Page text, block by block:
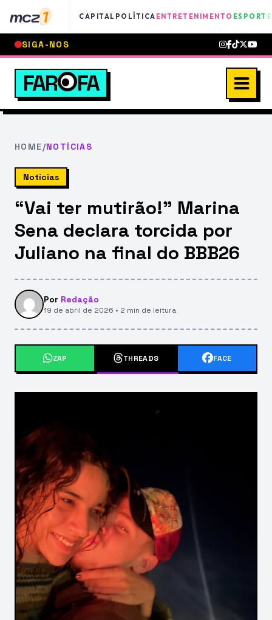
mcz1 CAPITAL POLÍTICA ENTRETENIMENTO
SIGA-NOS
FAR FA
HOME/NOTÍCIAS
Notícias
“Vai ter mutirão!” Marina
Sena declara torcida por
Juliano na final do BBB26
Por Redação
19 de abril de 2026 • 2 min de leitura
ZAP THREADS FACE